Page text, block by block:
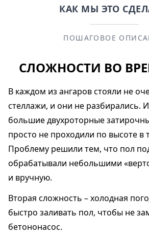
КАК МЫ ЭТО
ПОШАГОВОЕ
СЛОЖНОСТИ ВО
В каждом из ангаров стояли не
стеллажи, и они не разбирались.
большие двухроторные
просто не проходили по высоте в
Проблему решили тем, что пол
обрабатывали небольшими
и вручную.
Вторая сложность – холодная
быстро заливать пол, чтобы не
бетононасос.